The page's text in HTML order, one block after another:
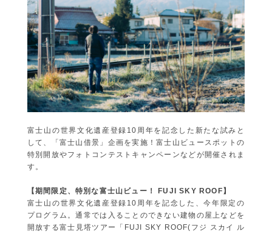
富士山の世界文化遺産登録10周年を記念した新たな試みと
して、「富士山借景」企画を実施！富士山ビュースポットの
特別開放やフォトコンテストキャンペーンなどが開催されま
す。
【期間限定、特別な富士山ビュー！ FUJI SKY ROOF】
富士山の世界文化遺産登録10周年を記念した、今年限定の
プログラム。通常では入ることのできない建物の屋上などを
開放する富士見塔ツアー「FUJI SKY ROOF(フジ スカイ ル